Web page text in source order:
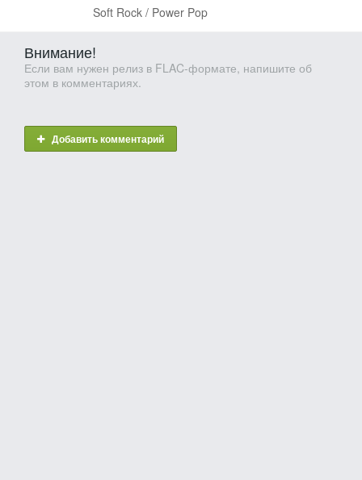
Soft Rock / Power Pop
Внимание!
Если вам нужен релиз в FLAC-формате, напишите об
этом в комментариях.
Добавить комментарий